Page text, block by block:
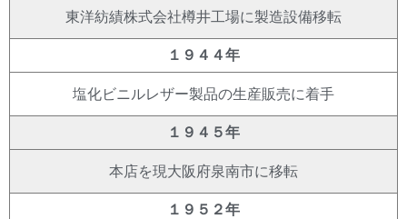
東洋紡績株式会社樽井工場に製造設備移転
１９４４年
塩化ビニルレザー製品の生産販売に着手
１９４５年
本店を現大阪府泉南市に移転
１９５２年